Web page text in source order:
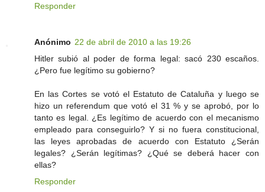
Responder
Anónimo 22 de abril de 2010 a las 19:26
Hitler subió al poder de forma legal: sacó 230 escaños.
¿Pero fue legítimo su gobierno?
En las Cortes se votó el Estatuto de Cataluña y luego se
hizo un referendum que votó el 31 % y se aprobó, por lo
tanto es legal. ¿Es legítimo de acuerdo con el mecanismo
empleado para conseguirlo? Y si no fuera constitucional,
las leyes aprobadas de acuerdo con Estatuto ¿Serán
legales? ¿Serán legítimas? ¿Qué se deberá hacer con
ellas?
Responder